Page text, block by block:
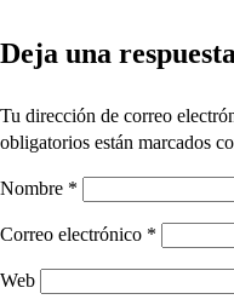
Deja una respuesta
Tu dirección de correo
obligatorios están marcados
Nombre *
Correo electrónico *
Web